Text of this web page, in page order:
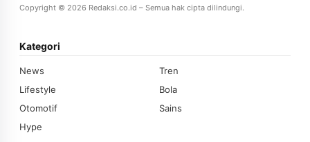
Copyright © 2026 Redaksi.co.id – Semua hak cipta dilindungi.
Kategori
News
Tren
Lifestyle
Bola
Otomotif
Sains
Hype